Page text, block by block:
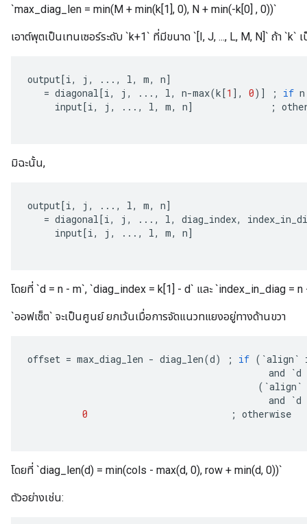
`max_diag_len = min(M + min(k[1], 0), N + min(-k[0] , 0))`
เอาต์พุตเป็นเทนเซอร์ระดับ `k+1` ที่มีขนาด `[I, J, ..., L, M, N]` ถ้า `k`
output[i, j , ..., l, m, n]
= diagonal[i, j , ..., l, n-max(k[1 ] , 0) ] ; if n
input[i, j , ..., l, m, n] ;
มิฉะนั้น,
output[i, j , ..., l, m, n]
= diagonal[i, j , ..., l, diag_index,
input[i, j , ..., l, m, n]
โดยที่ `d = n - m`, `diag_index = k[1] - d` และ `index_in_diag =
`ออฟเซ็ต` จะเป็นศูนย์ ยกเว้นเมื่อการจัดแนวทแยงอยู่ทางด้านขวา
offset = max_diag_len - diag_len(d) ; if ( `align `
and
`d
( `align `
and
`d
0
; otherwise
โดยที่ `diag_len(d) = min(cols - max(d, 0), row + min(d, 0))`
ตัวอย่างเช่น: